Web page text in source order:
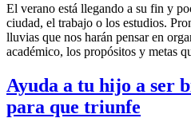
El verano está llegando a su fin y
ciudad, el trabajo o los estudios.
lluvias que nos harán pensar en
académico, los propósitos y metas
Ayuda a tu hijo a ser
para que triunfe